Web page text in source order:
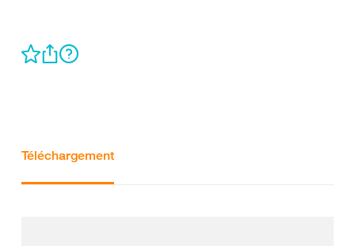
Téléchargement